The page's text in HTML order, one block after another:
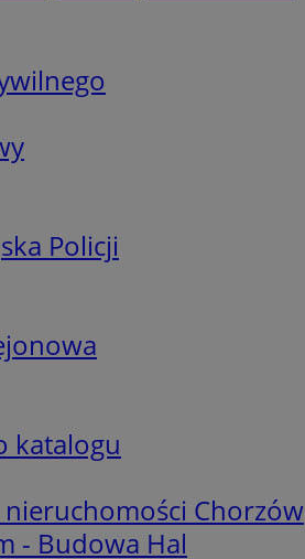
Policji
katalogu
nieruchomości Chorzów
- Budowa Hal